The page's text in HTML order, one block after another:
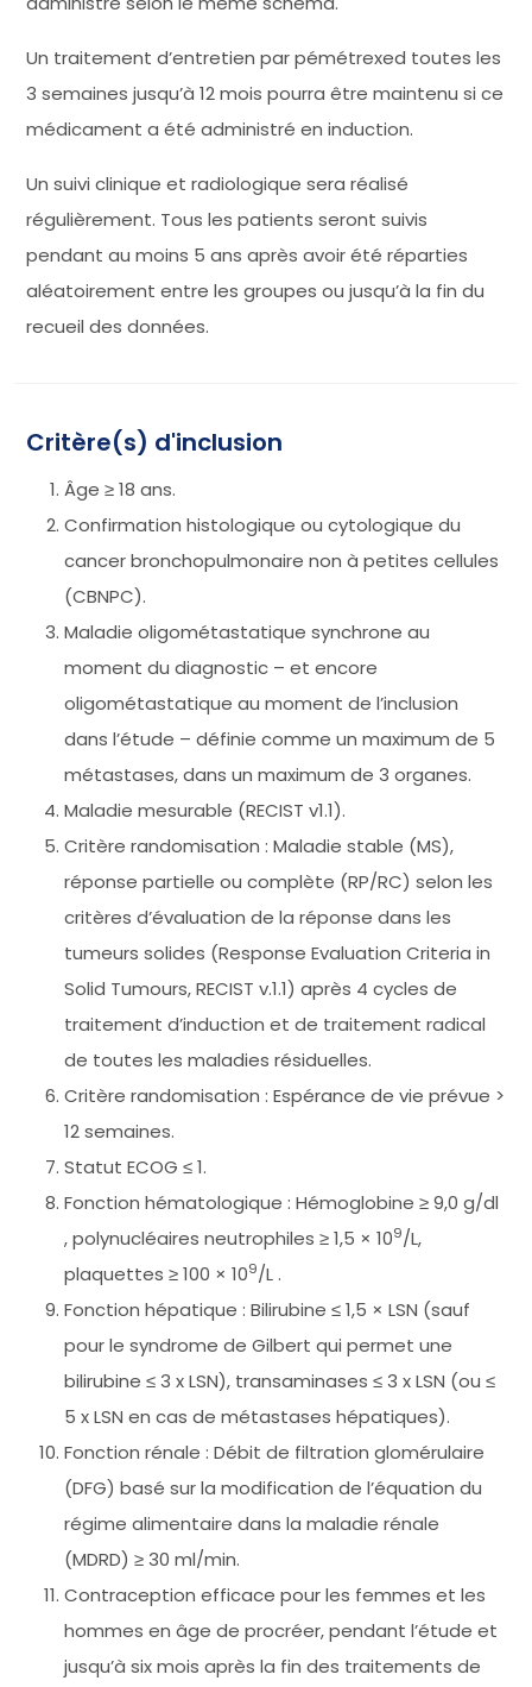
Un traitement d’entretien par pémétrexed toutes les
3 semaines jusqu’à 12 mois pourra être maintenu si ce
médicament a été administré en induction.
Un suivi clinique et radiologique sera réalisé
régulièrement. Tous les patients seront suivis
pendant au moins 5 ans après avoir été réparties
aléatoirement entre les groupes ou jusqu’à la fin du
recueil des données.
Critère(s) d'inclusion
Âge ≥ 18 ans.
Confirmation histologique ou cytologique du
cancer bronchopulmonaire non à petites cellules
(CBNPC).
Maladie oligométastatique synchrone au
moment du diagnostic – et encore
oligométastatique au moment de l’inclusion
dans l’étude – définie comme un maximum de 5
métastases, dans un maximum de 3 organes.
Maladie mesurable (RECIST v1.1).
Critère randomisation : Maladie stable (MS),
réponse partielle ou complète (RP/RC) selon les
critères d’évaluation de la réponse dans les
tumeurs solides (Response Evaluation Criteria in
Solid Tumours, RECIST v.1.1) après 4 cycles de
traitement d’induction et de traitement radical
de toutes les maladies résiduelles.
Critère randomisation : Espérance de vie prévue >
12 semaines.
Statut ECOG ≤ 1.
Fonction hématologique : Hémoglobine ≥ 9,0 g/dl
, polynucléaires neutrophiles ≥ 1,5 × 109/L,
plaquettes ≥ 100 × 109/L .
Fonction hépatique : Bilirubine ≤ 1,5 × LSN (sauf
pour le syndrome de Gilbert qui permet une
bilirubine ≤ 3 x LSN), transaminases ≤ 3 x LSN (ou ≤
5 x LSN en cas de métastases hépatiques).
Fonction rénale : Débit de filtration glomérulaire
(DFG) basé sur la modification de l’équation du
régime alimentaire dans la maladie rénale
(MDRD) ≥ 30 ml/min.
Contraception efficace pour les femmes et les
hommes en âge de procréer, pendant l’étude et
jusqu’à six mois après la fin des traitements de